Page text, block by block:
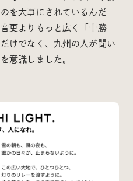
を大事にされているんだ
更よりもっと広く「十勝
けでなく、九州の人が聞い
意識しました。